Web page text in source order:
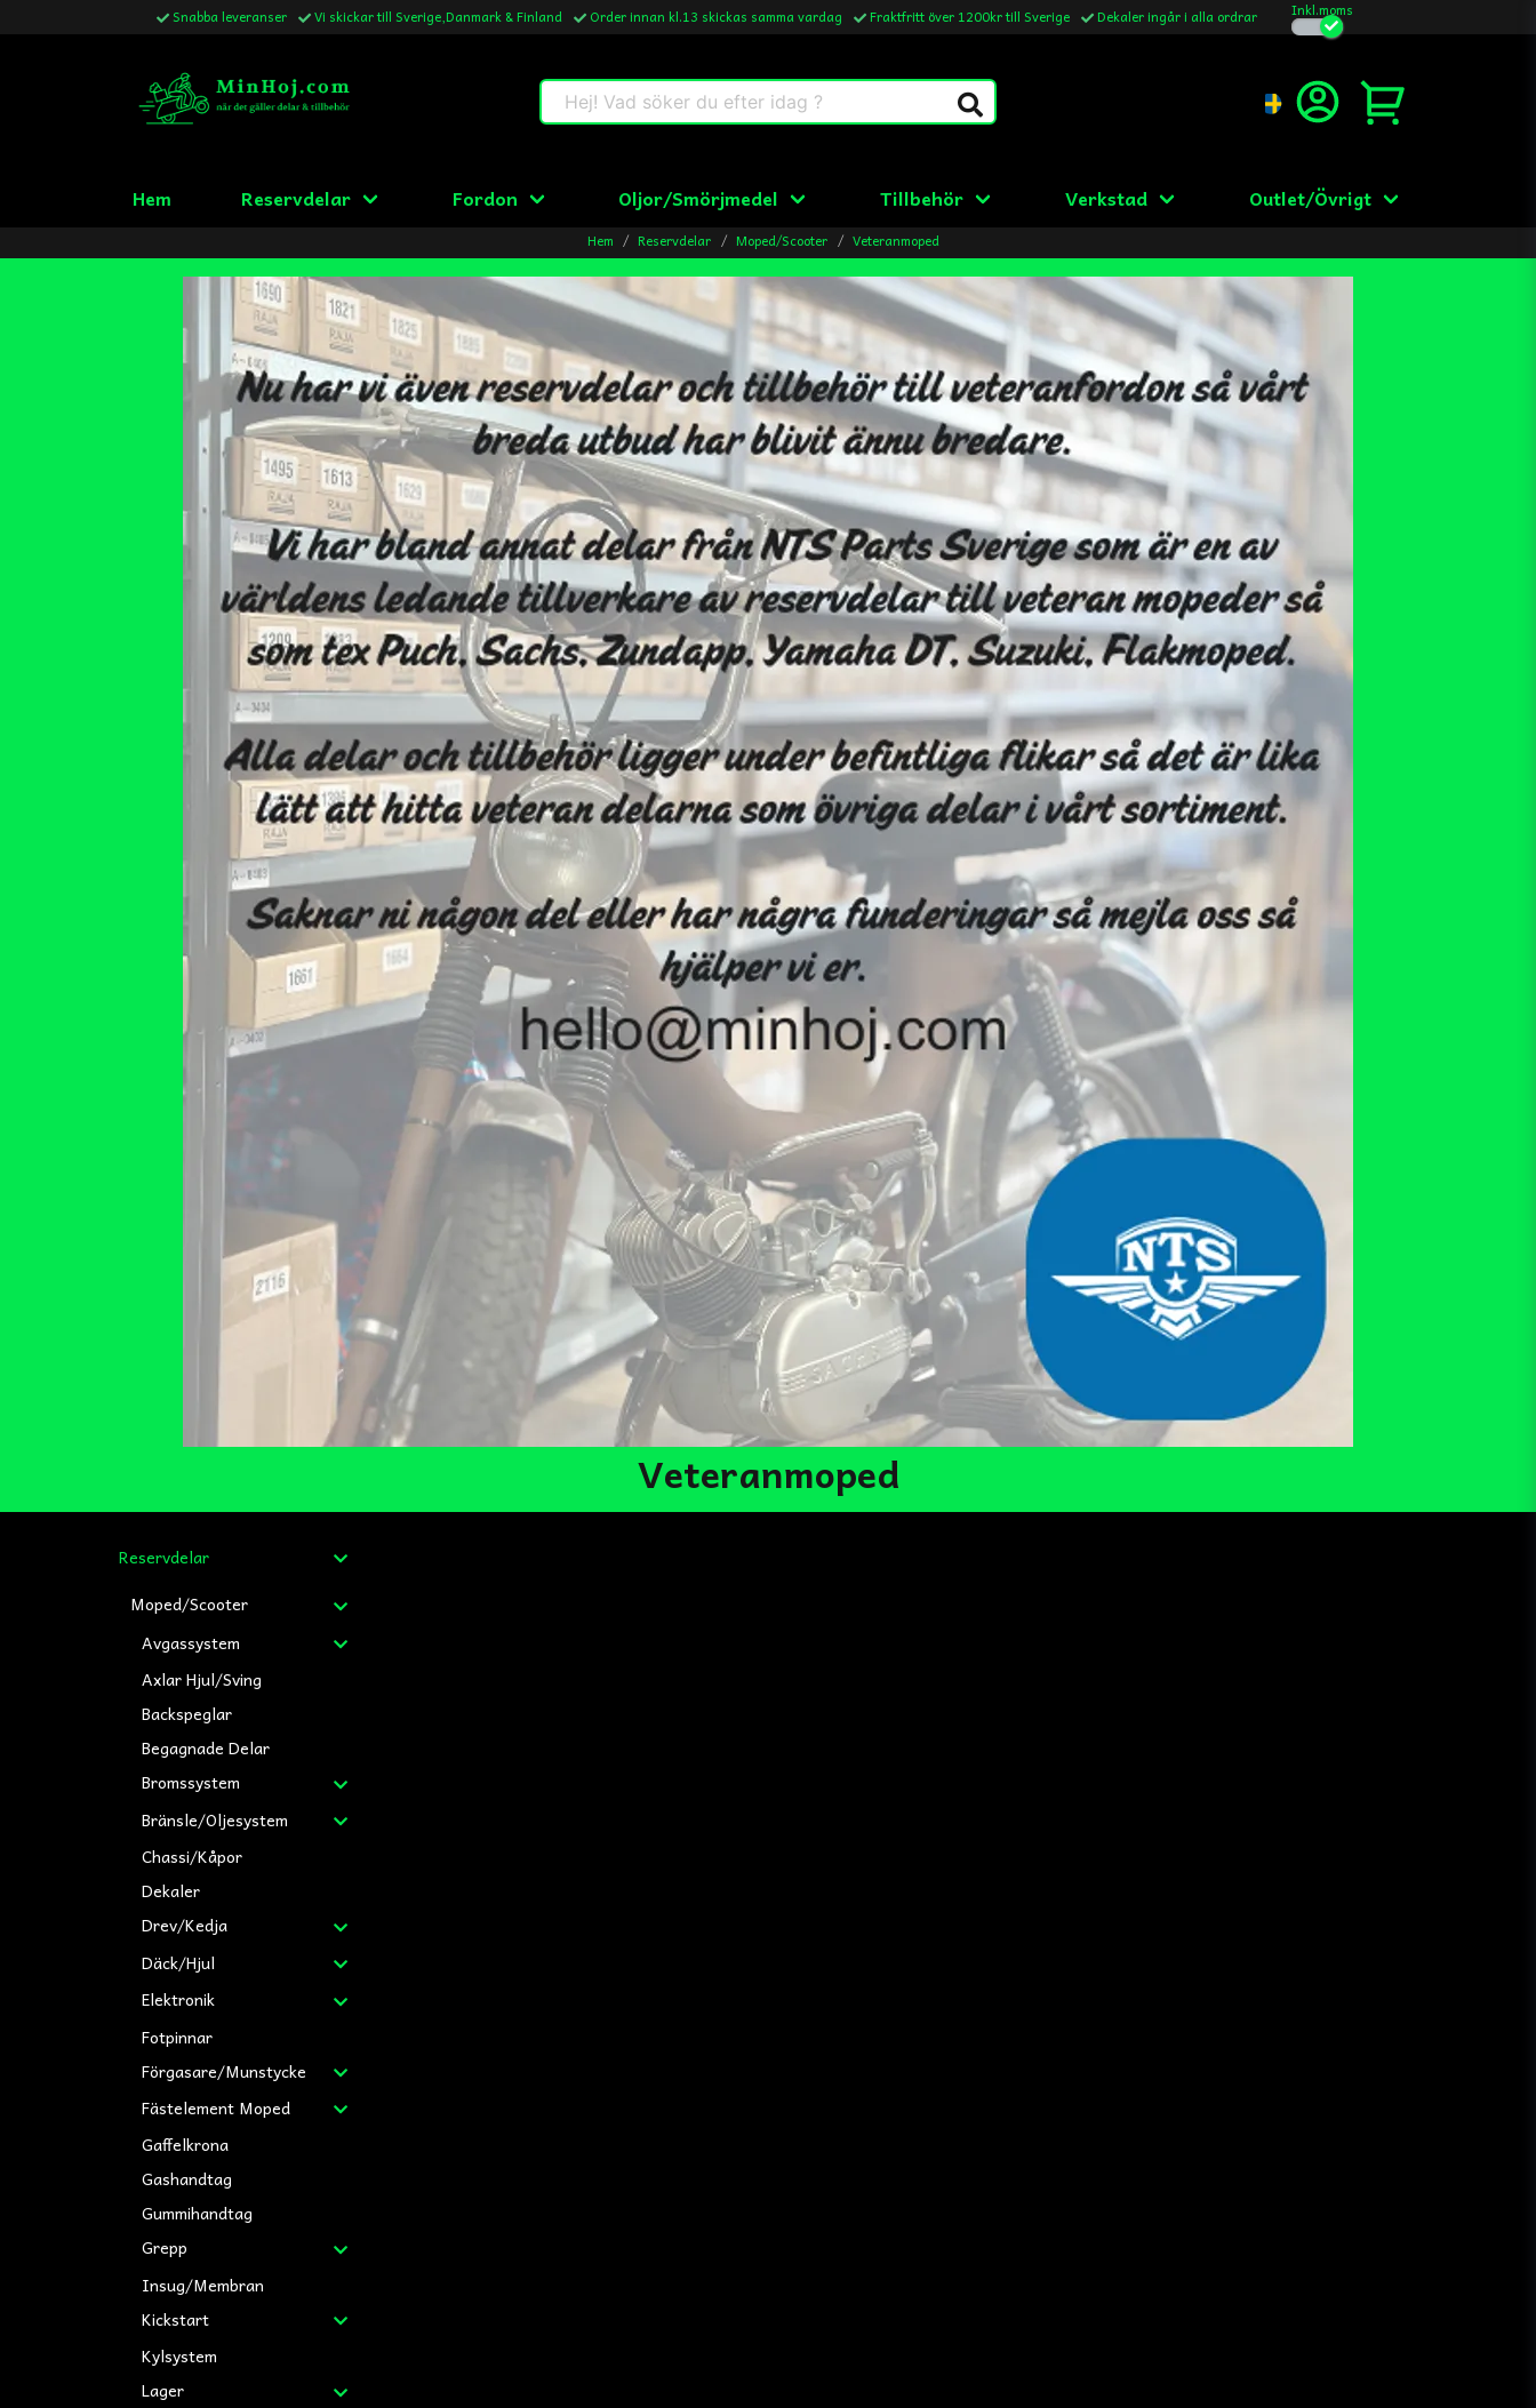
Snabba leveranser Vi skickar till Sverige,Danmark & Finland Order innan kl.13 skickas samma vardag Fraktfritt över 1200kr till Sverige Dekaler ingår i alla ordrar Inkl.moms
Hej! Vad söker du efter idag ?
Hem Reservdelar Fordon Oljor/Smörjmedel Tillbehör Verkstad Outlet/Övrigt
Hem Reservdelar Moped/Scooter Veteranmoped
Veteranmoped
Reservdelar
Moped/Scooter
Avgassystem
Axlar Hjul/Sving
Backspeglar
Begagnade Delar
Bromssystem
Bränsle/Oljesystem
Chassi/Kåpor
Dekaler
Drev/Kedja
Däck/Hjul
Elektronik
Fotpinnar
Förgasare/Munstycke
Fästelement Moped
Gaffelkrona
Gashandtag
Gummihandtag
Grepp
Insug/Membran
Kickstart
Kylsystem
Lager